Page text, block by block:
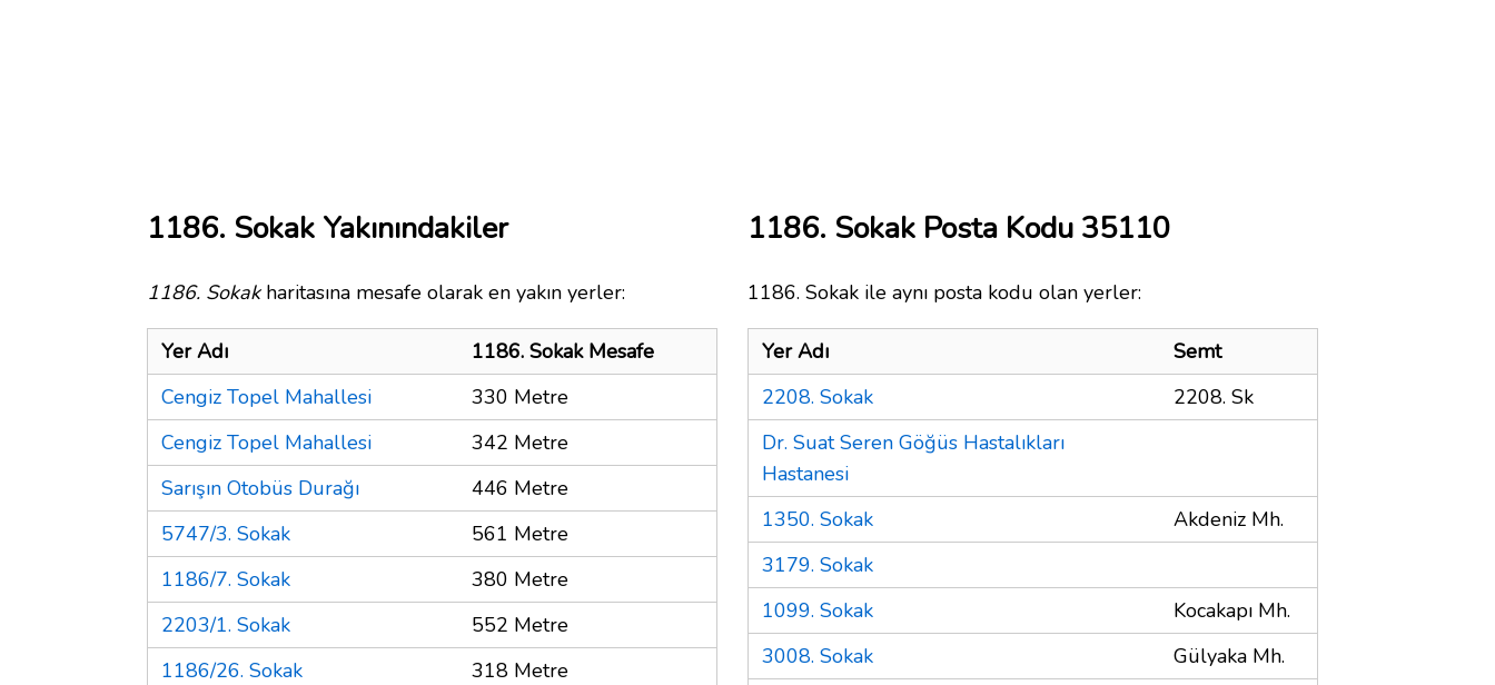
1186. Sokak Yakınındakiler
1186. Sokakharitasına mesafe olarak en yakın yerler:
Yer Adı
1186. Sokak Mesafe
Cengiz Topel Mahallesi
330 Metre
Cengiz Topel Mahallesi
342 Metre
Sarışın Otobüs Durağı
446 Metre
5747/3. Sokak
561 Metre
1186/7. Sokak
380 Metre
2203/1. Sokak
552 Metre
1186/26. Sokak
318 Metre
1186. Sokak Posta Kodu 35110
1186. Sokak ile aynı posta kodu olan yerler:
Yer Adı
Semt
2208. Sokak
2208. Sk
Dr. Suat Seren Göğüs Hastalıkları
Hastanesi
1350. Sokak
Akdeniz Mh.
3179. Sokak
1099. Sokak
Kocakapı Mh.
3008. Sokak
Gülyaka Mh.